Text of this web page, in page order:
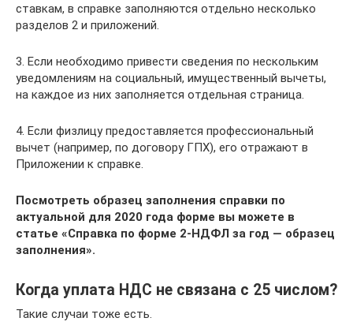
ставкам, в справке заполняются отдельно несколько
разделов 2 и приложений.
3. Если необходимо привести сведения по нескольким
уведомлениям на социальный, имущественный вычеты,
на каждое из них заполняется отдельная страница.
4. Если физлицу предоставляется профессиональный
вычет (например, по договору ГПХ), его отражают в
Приложении к справке.
Посмотреть образец заполнения справки по
актуальной для 2020 года форме вы можете в
статье «Справка по форме 2-НДФЛ за год — образец
заполнения».
Когда уплата НДС не связана с 25 числом?
Такие случаи тоже есть.